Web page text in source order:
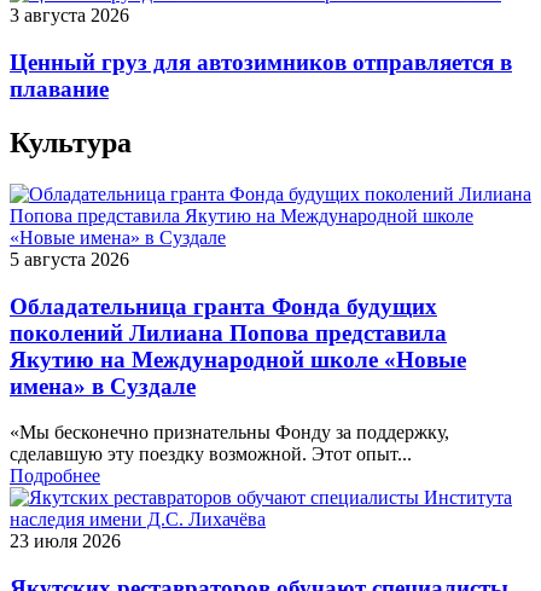
3 августа 2026
Ценный груз для автозимников отправляется в
плавание
Культура
5 августа 2026
Обладательница гранта Фонда будущих
поколений Лилиана Попова представила
Якутию на Международной школе «Новые
имена» в Суздале
«Мы бесконечно признательны Фонду за поддержку,
сделавшую эту поездку возможной. Этот опыт...
Подробнее
23 июля 2026